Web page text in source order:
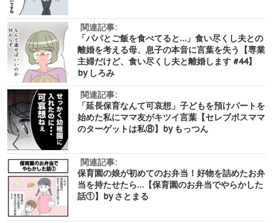
関連記事:
「パパとご飯を食べてると…」食い尽くし夫との
離婚を考える母、息子の本音に言葉を失う【専業
主婦だけど、食い尽くし夫と離婚します #44】
by しろみ
関連記事:
「延長保育なんて可哀想」子どもを預けパートを
始めた私にママ友がキツイ言葉【セレブボスママ
のターゲットは私⑧】by もっつん
関連記事:
保育園の娘が初めてのお弁当！好物を詰めたお弁
当を持たせたら…【保育園のお弁当でやらかした
話①】by さとまる